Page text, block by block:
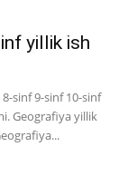
yillik ish
sinf 9-sinf 10-sinf
Geografiya yillik